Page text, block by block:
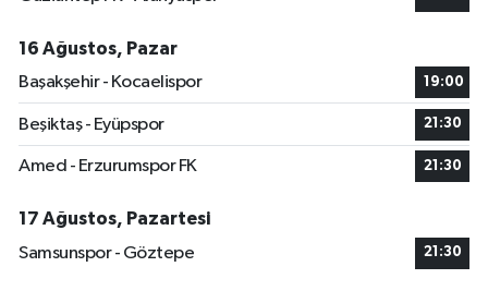
16 Ağustos, Pazar
Başakşehir - Kocaelispor
19:00
Beşiktaş - Eyüpspor 21:30
Amed - Erzurumspor FK 21:30
17 Ağustos, Pazartesi
Samsunspor - Göztepe
21:30